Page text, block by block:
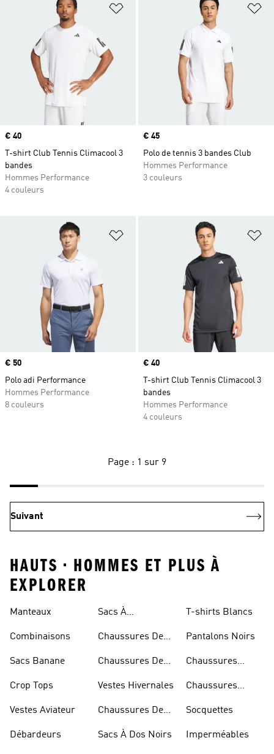
Ajouter à la Liste de produits
Prix
€ 40
T-shirt Club Tennis Climacool 3
bandes
Hommes Performance
4 couleurs
Prix
€ 45
Polo de tennis 3 bandes Club
Hommes Performance
3 couleurs
Ajouter à la Liste de produits
Prix
€ 50
Polo adi Performance
Hommes Performance
8 couleurs
Prix
€ 40
T-shirt Club Tennis Climacool 3
bandes
Hommes Performance
4 couleurs
Page : 1 sur 9
Suivant
HAUTS • HOMMES ET PLUS À
EXPLORER
Manteaux
Combinaisons
Sacs Banane
Crop Tops
Vestes Aviateur
Débardeurs
Rouges
Sacs À
Chaussures De
Chaussures De
Vestes Hivernales
Chaussures De
Sacs À Dos Noirs
T-shirts Blancs
Pantalons Noirs
Chaussures
Chaussures
Socquettes
Imperméables